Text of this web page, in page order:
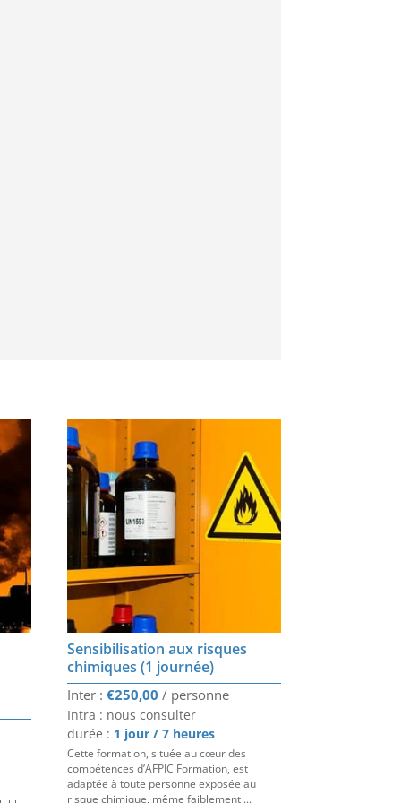
Sensibilisation aux risques
chimiques (1 journée)
€250,00
Intra : nous consulter
durée : 1 jour / 7 heures
Cette formation, située au cœur des
compétences d’AFPIC Formation, est
adaptée à toute personne exposée au
risque chimique, même faiblement ...